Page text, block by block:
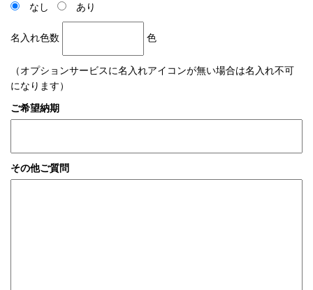
なし あり
名入れ色数 色
（オプションサービスに名入れアイコンが無い場合は名入れ不可
になります）
ご希望納期
その他ご質問